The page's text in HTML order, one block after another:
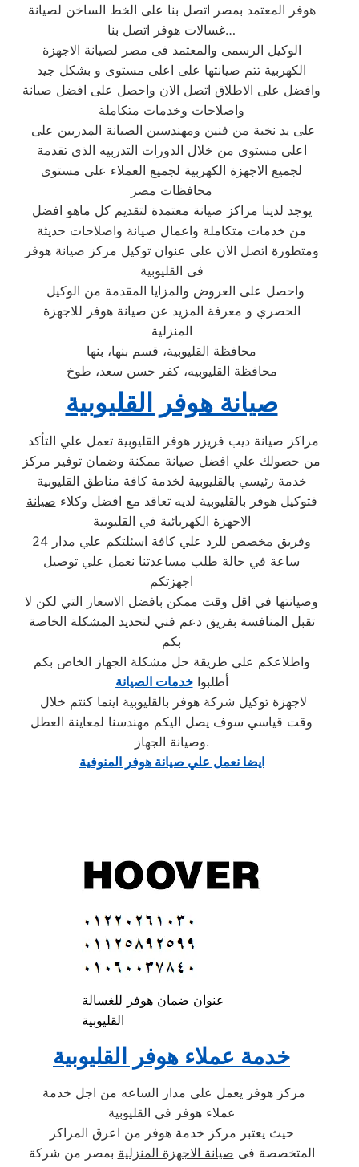
هوفر المعتمد بمصر اتصل بنا على الخط الساخن لصيانة
غسالات هوفر اتصل بنا…
الوكيل الرسمى والمعتمد فى مصر لصيانة الاجهزة
الكهربية تتم صيانتها على اعلى مستوى و بشكل جيد
وافضل على الاطلاق اتصل الان واحصل على افضل صيانة
واصلاحات وخدمات متكاملة
اعلى مستوى من خلال الدورات التدربيه الذى تقدمة
لجميع الاجهزة الكهربية لجميع العملاء على مستوى
محافظات مصر
يوجد لدينا مراكز صيانة معتمدة لتقديم كل ماهو افضل
من خدمات متكاملة واعمال صيانة واصلاحات حديثة
ومتطورة اتصل الان على عنوان توكيل مركز صيانة هوفر
فى القليوبية
الحصري و معرفة المزيد عن صيانة هوفر للاجهزة
المنزلية
محافظة القليوبية، قسم بنها، بنها
محافظة القليوبيه، كفر حسن سعد، طوخ
صيانة هوفر القليوبية
من حصولك علي افضل صيانة ممكنة وضمان توفير مركز
خدمة رئيسي بالقليوبية لخدمة كافة مناطق القليوبية
فتوكيل هوفر بالقليوبية لديه تعاقد مع افضل وكلاء صيانة
الاجهزة الكهربائية في القليوبية
وفريق مخصص للرد علي كافة اسئلتكم علي مدار 24
ساعة في حالة طلب مساعدتنا نعمل علي توصيل
اجهزتكم
وصيانتها في اقل وقت ممكن بافضل الاسعار التي لكن لا
تقبل المنافسة بفريق دعم فني لتحديد المشكلة الخاصة
بكم
واطلاعكم علي طريقة حل مشكلة الجهاز الخاص بكم
أطلبواخدمات الصيانة
وقت قياسي سوف يصل اليكم مهندسنا لمعاينة العطل
وصيانة الجهاز.
ايضا نعمل علي صيانة هوفر المنوفية
عنوان ضمان هوفر للغسالة
القليوبية
خدمة عملاء هوفر القليوبية
عملاء هوفر في القليوبية
حيث يعتبر مركز خدمة هوفر من اعرق المراكز
المتخصصة فى صيانة الاجهزة المنزلية بمصر من شركة